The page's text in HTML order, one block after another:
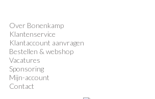
Over Bonenkamp
Klantenservice
Klantaccount aanvragen
Bestellen & webshop
Vacatures
Sponsoring
Mijn-account
Contact